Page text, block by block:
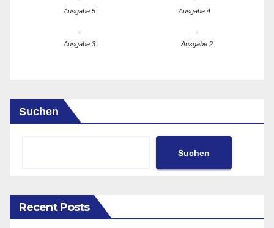
Ausgabe 5 Ausgabe 4
Ausgabe 3 Ausgabe 2
Suchen
Suchen
Recent Posts